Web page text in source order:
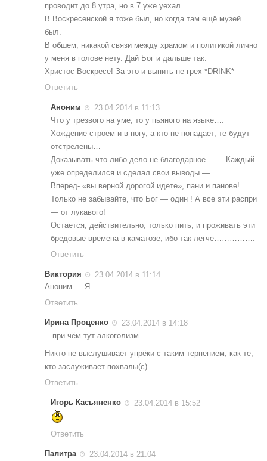
проводит до 8 утра, но в 7 уже уехал.
В Воскресенской я тоже был, но когда там ещё музей
был.
В обшем, никакой связи между храмом и политикой лично
у меня в голове нету. Дай Бог и дальше так.
Христос Воскресе! За это и выпить не грех *DRINK*
Ответить
Аноним
23.04.2014 в 11:13
Что у трезвого на уме, то у пьяного на языке….
Хождение строем и в ногу, а кто не попадает, те будут
отстрелены…
Доказывать что-либо дело не благодарное… — Каждый
уже определился и сделал свои выводы —
Вперед- «вы верной дорогой идете», пани и панове!
Только не забывайте, что Бог — один ! А все эти распри
— от лукавого!
Остается, действительно, только пить, и проживать эти
бредовые времена в каматозе, ибо так легче…………….
Ответить
Виктория
23.04.2014 в 11:14
Аноним — Я
Ответить
Ирина Проценко
23.04.2014 в 14:18
…при чём тут алкоголизм…
Никто не выслушивает упрёки с таким терпением, как те,
кто заслуживает похвалы(с)
Ответить
Игорь Касьяненко 23.04.2014 в 15:52
Ответить
Палитра
23.04.2014 в 21:04